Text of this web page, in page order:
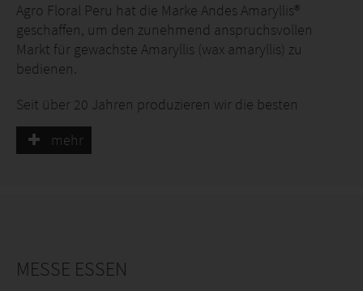
Agro Floral Peru hat die Marke Andes Amaryllis®
geschaffen, um den zunehmend anspruchsvollen
Markt für gewachste Amaryllis (wax amaryllis) zu
bedienen.
Seit über 20 Jahren produzieren wir die besten
Amarylliszwiebeln, und heute können wir der Welt
dieses einzigartige und exklusive Produkt anbieten.
mehr
MESSE ESSEN